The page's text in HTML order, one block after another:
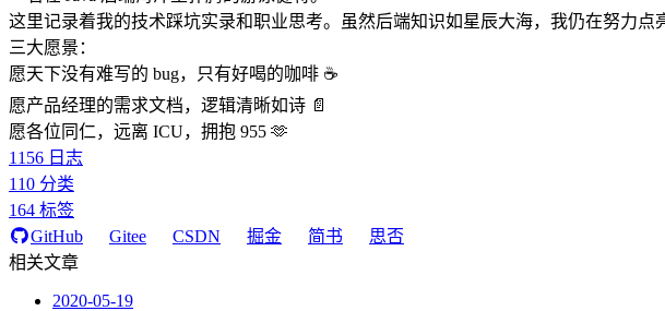
这里记录着我的技术踩坑实录和职业思考。虽然后端知识如星辰大海，我仍在努力点
三大愿景：
愿天下没有难写的 bug，只有好喝的咖啡 ☕️
愿产品经理的需求文档，逻辑清晰如诗 📄
愿各位同仁，远离 ICU，拥抱 955 🫶
1156 日志
110 分类
164 标签
GitHub
Gitee CSDN 掘金 简书
思否
相关文章
2020-05-19